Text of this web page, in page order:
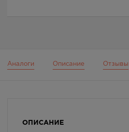
Аналоги Описание Отзывы
ОПИСАНИЕ